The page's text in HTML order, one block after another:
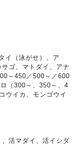
イ（泳がせ）、ア
ゴ、マトダイ、アナ
～450／500～／600
（300～、350～、4
ウイカ、モンゴウイ
活マダイ、活イシダ